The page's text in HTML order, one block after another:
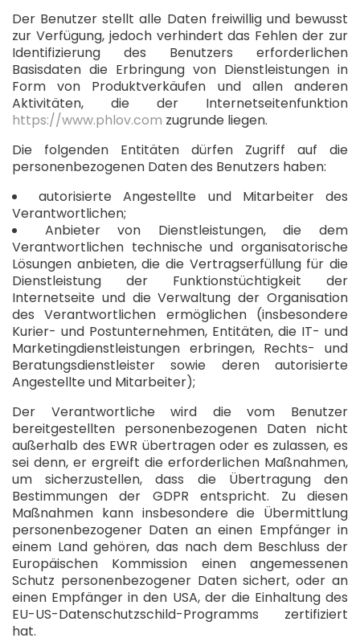
Der Benutzer stellt alle Daten freiwillig und bewusst
zur Verfügung, jedoch verhindert das Fehlen der zur
Identifizierung des Benutzers erforderlichen
Basisdaten die Erbringung von Dienstleistungen in
Form von Produktverkäufen und allen anderen
Aktivitäten, die der Internetseitenfunktion
https://www.phlov.com zugrunde liegen.
Die folgenden Entitäten dürfen Zugriff auf die
personenbezogenen Daten des Benutzers haben:
autorisierte Angestellte und Mitarbeiter des
Verantwortlichen;
Anbieter von Dienstleistungen, die dem
Verantwortlichen technische und organisatorische
Lösungen anbieten, die die Vertragserfüllung für die
Dienstleistung der Funktionstüchtigkeit der
Internetseite und die Verwaltung der Organisation
des Verantwortlichen ermöglichen (insbesondere
Kurier- und Postunternehmen, Entitäten, die IT- und
Marketingdienstleistungen erbringen, Rechts- und
Beratungsdienstleister sowie deren autorisierte
Angestellte und Mitarbeiter);
Der Verantwortliche wird die vom Benutzer
bereitgestellten personenbezogenen Daten nicht
außerhalb des EWR übertragen oder es zulassen, es
sei denn, er ergreift die erforderlichen Maßnahmen,
um sicherzustellen, dass die Übertragung den
Bestimmungen der GDPR entspricht. Zu diesen
Maßnahmen kann insbesondere die Übermittlung
personenbezogener Daten an einen Empfänger in
einem Land gehören, das nach dem Beschluss der
Europäischen Kommission einen angemessenen
Schutz personenbezogener Daten sichert, oder an
einen Empfänger in den USA, der die Einhaltung des
EU-US-Datenschutzschild-Programms zertifiziert
hat.